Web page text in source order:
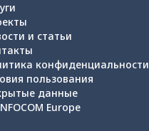
и статьи
конфиденциальности
пользования
данные
Europe